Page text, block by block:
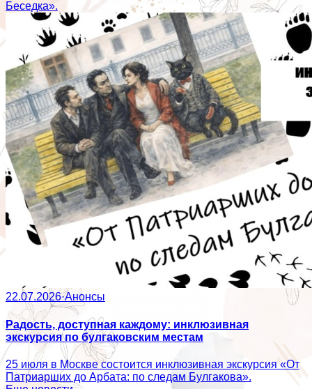
Беседка».
22.07.2026·Анонсы
Радость, доступная каждому: инклюзивная
экскурсия по булгаковским местам
25 июля в Москве состоится инклюзивная экскурсия «От
Патриарших до Арбата: по следам Булгакова».